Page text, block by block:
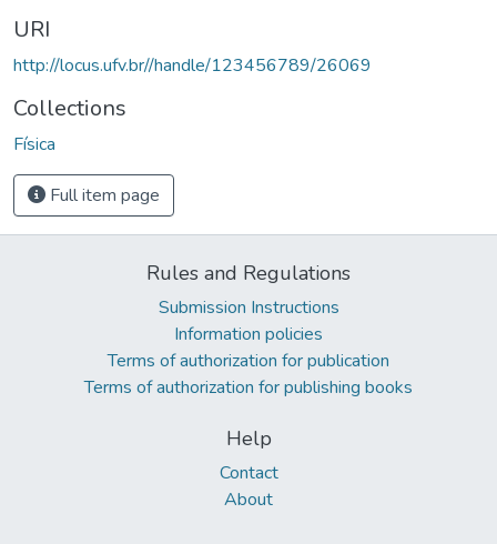
URI
http://locus.ufv.br//handle/123456789/26069
Collections
Física
Full item page
Rules and Regulations
Submission Instructions
Information policies
Terms of authorization for publication
Terms of authorization for publishing books
Help
Contact
About